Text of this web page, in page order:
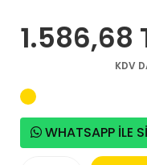
1.586,68
KDV
WHATSAPP İLE